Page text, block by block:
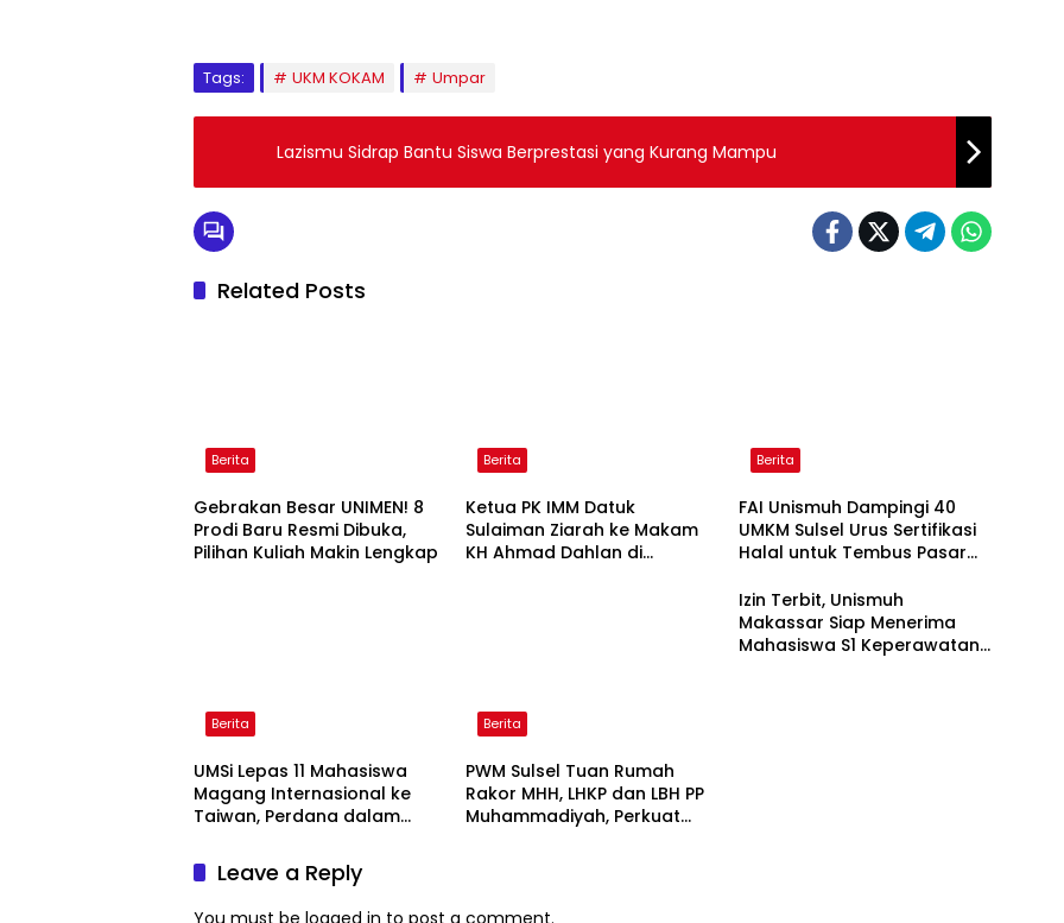
Tags: UKM KOKAM Umpar
Lazismu Sidrap Bantu Siswa Berprestasi yang Kurang Mampu
Related Posts
Berita
Gebrakan Besar UNIMEN! 8
Prodi Baru Resmi Dibuka,
Pilihan Kuliah Makin Lengkap
Berita
Ketua PK IMM Datuk
Sulaiman Ziarah ke Makam
KH Ahmad Dahlan di
Berita
FAI Unismuh Dampingi 40
UMKM Sulsel Urus Sertifikasi
Halal untuk Tembus Pasar
Berita
UMSi Lepas 11 Mahasiswa
Magang Internasional ke
Taiwan, Perdana dalam
Berita
PWM Sulsel Tuan Rumah
Rakor MHH, LHKP dan LBH PP
Muhammadiyah, Perkuat
Izin Terbit, Unismuh
Makassar Siap Menerima
Mahasiswa S1 Keperawatan
Leave a Reply
You must be logged in to post a comment.